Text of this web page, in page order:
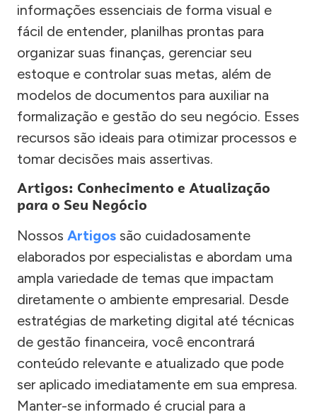
informações essenciais de forma visual e
fácil de entender, planilhas prontas para
organizar suas finanças, gerenciar seu
estoque e controlar suas metas, além de
modelos de documentos para auxiliar na
formalização e gestão do seu negócio. Esses
recursos são ideais para otimizar processos e
tomar decisões mais assertivas.
Artigos: Conhecimento e Atualização
para o Seu Negócio
Nossos Artigos são cuidadosamente
elaborados por especialistas e abordam uma
ampla variedade de temas que impactam
diretamente o ambiente empresarial. Desde
estratégias de marketing digital até técnicas
de gestão financeira, você encontrará
conteúdo relevante e atualizado que pode
ser aplicado imediatamente em sua empresa.
Manter-se informado é crucial para a